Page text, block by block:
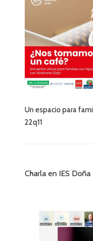
Un espacio para
22q11
Charla en IES